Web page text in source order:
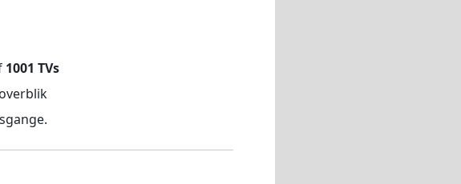
1001 TVs